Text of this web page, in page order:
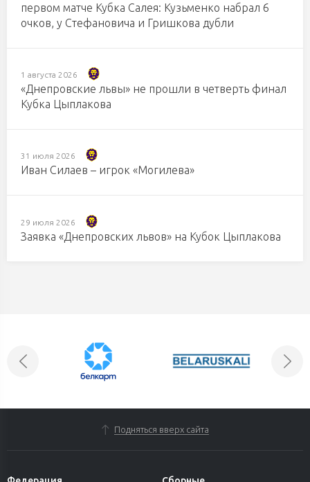
первом матче Кубка Салея: Кузьменко набрал 6
очков, у Стефановича и Гришкова дубли
1 августа 2026
«Днепровские львы» не прошли в четверть финал
Кубка Цыплакова
31 июля 2026
Иван Силаев – игрок «Могилева»
29 июля 2026
Заявка «Днепровских львов» на Кубок Цыплакова
Подняться вверх сайта